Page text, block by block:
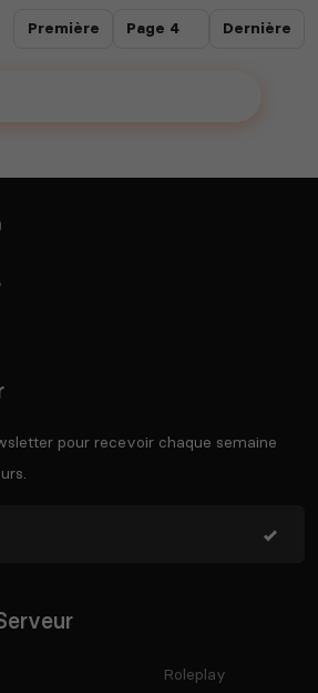
Première Dernière
pour recevoir chaque semaine
Roleplay